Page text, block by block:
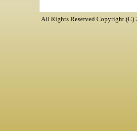
All Rights Reserved Copyright (C)